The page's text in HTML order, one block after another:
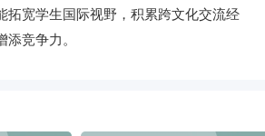
拓宽学生国际视野，积累跨文化交流经
竞争力。